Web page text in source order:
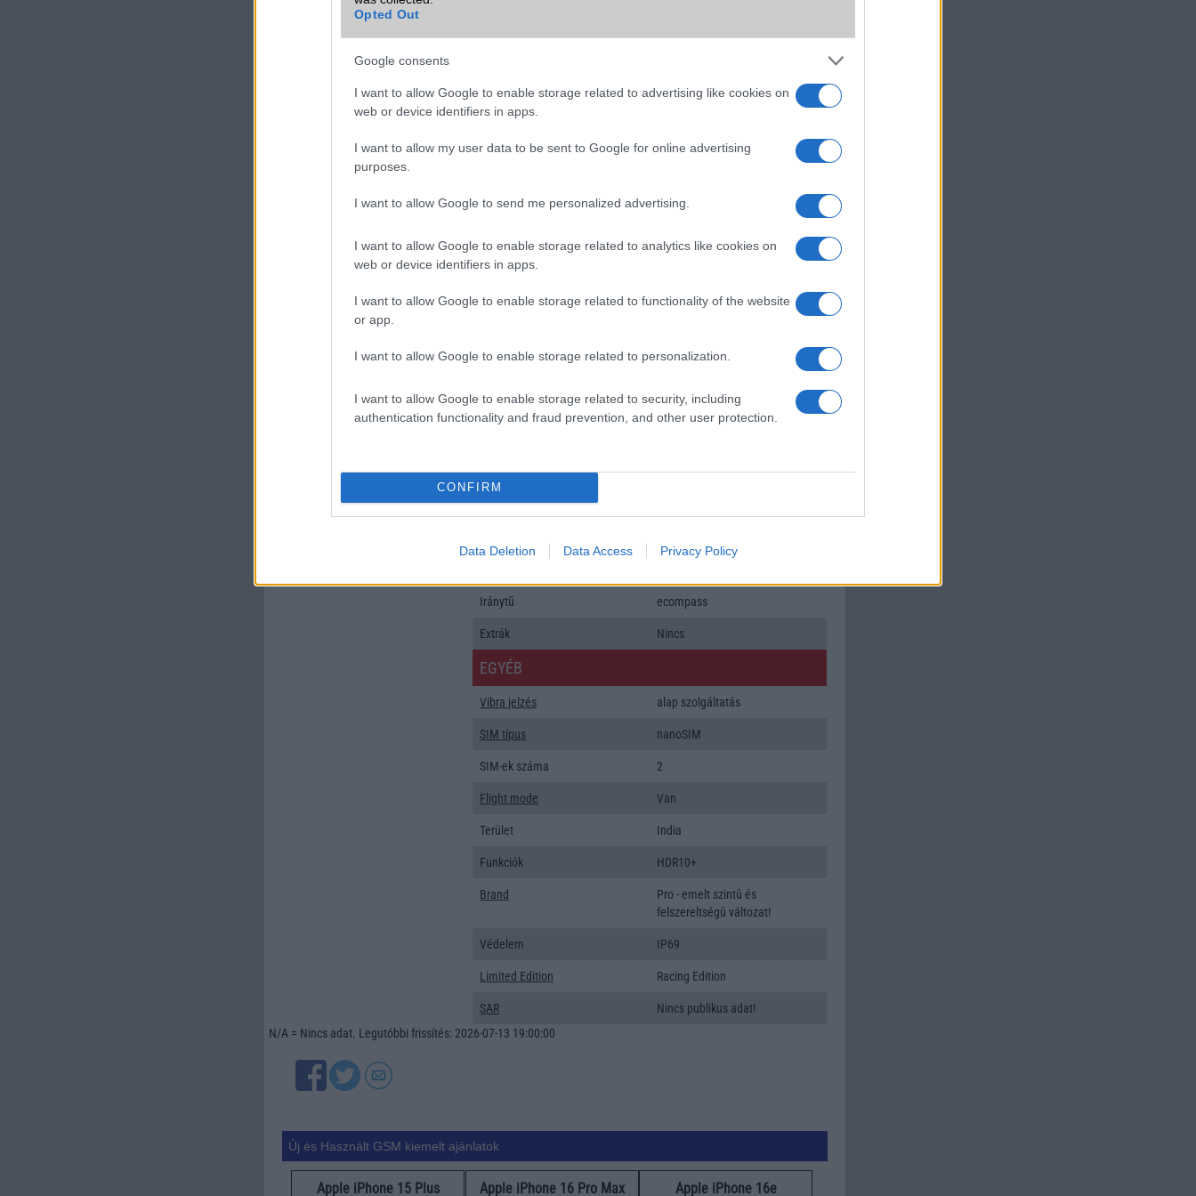
Opted Out
Google consents
I want to allow Google to enable storage related to advertising like cookies on
web or device identifiers in apps.
I want to allow my user data to be sent to Google for online advertising
purposes.
I want to allow Google to send me personalized advertising.
I want to allow Google to enable storage related to analytics like cookies on
web or device identifiers in apps.
I want to allow Google to enable storage related to functionality of the website
or app.
I want to allow Google to enable storage related to personalization.
I want to allow Google to enable storage related to security, including
authentication functionality and fraud prevention, and other user protection.
CONFIRM
Data Deletion Data Access Privacy Policy
NFC területenként változó
GPS
aGPS (USA), Glonass (Orosz),
(Japán), NavIC (India, új)
AKKUMULÁTOR
Típus Silicium-Carbon
Készenléti idő h /
Nincs
SNS integráció alap szolgáltatás
Organizer
Iránytũ ecompass
Extrák Nincs
EGYÉB
Vibra jelzés alap szolgáltatás
SIM típus nanoSIM
SIM-ek száma 2
Flight mode Van
Terület India
Funkciók HDR10+
Brand
Pro - emelt szintû és
felszereltségû változat!
Védelem IP69
Limited Edition Racing Edition
SAR
Nincs publikus adat!
N/A = Nincs adat. Legutóbbi frissítés: 2026-07-13 19:00:00
Új és Használt GSM kiemelt ajánlatok
Apple iPhone 15 Plus Apple iPhone 16 Pro Max Apple iPhone 16e